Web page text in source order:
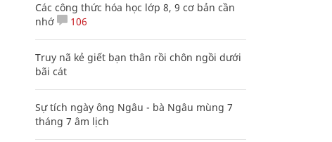
Các công thức hóa học lớp 8, 9 cơ bản cần
nhớ
106
Truy nã kẻ giết bạn thân rồi chôn ngồi dưới
bãi cát
Sự tích ngày ông Ngâu - bà Ngâu mùng 7
tháng 7 âm lịch